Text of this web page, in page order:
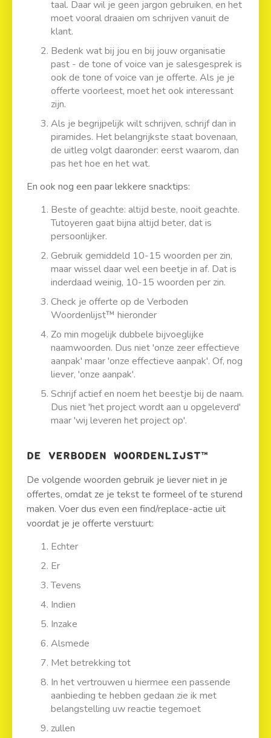
taal. Daar wil je geen jargon gebruiken, en het
moet vooral draaien om schrijven vanuit de
klant.
Bedenk wat bij jou en bij jouw organisatie
past - de tone of voice van je salesgesprek is
ook de tone of voice van je offerte. Als je je
offerte voorleest, moet het ook interessant
zijn.
Als je begrijpelijk wilt schrijven, schrijf dan in
piramides. Het belangrijkste staat bovenaan,
de uitleg volgt daaronder: eerst waarom, dan
pas het hoe en het wat.
En ook nog een paar lekkere snacktips:
Beste of geachte: altijd beste, nooit geachte.
Tutoyeren gaat bijna altijd beter, dat is
persoonlijker.
Gebruik gemiddeld 10-15 woorden per zin,
maar wissel daar wel een beetje in af. Dat is
inderdaad weinig, 10-15 woorden per zin.
Check je offerte op de Verboden
Woordenlijst™ hieronder
Zo min mogelijk dubbele bijvoeglijke
naamwoorden. Dus niet 'onze zeer effectieve
aanpak' maar 'onze effectieve aanpak'. Of, nog
liever, 'onze aanpak'.
Schrijf actief en noem het beestje bij de naam.
Dus niet 'het project wordt aan u opgeleverd'
maar 'wij leveren het project op'.
DE VERBODEN WOORDENLIJST™
De volgende woorden gebruik je liever niet in je
offertes, omdat ze je tekst te formeel of te sturend
maken. Voer dus even een find/replace-actie uit
voordat je je offerte verstuurt:
Echter
Er
Tevens
Indien
Inzake
Alsmede
Met betrekking tot
In het vertrouwen u hiermee een passende
aanbieding te hebben gedaan zie ik met
belangstelling uw reactie tegemoet
zullen